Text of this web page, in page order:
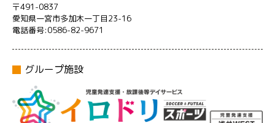
〒491-0837
愛知県一宮市多加木一丁目23-16
電話番号:0586-82-9671
グループ施設